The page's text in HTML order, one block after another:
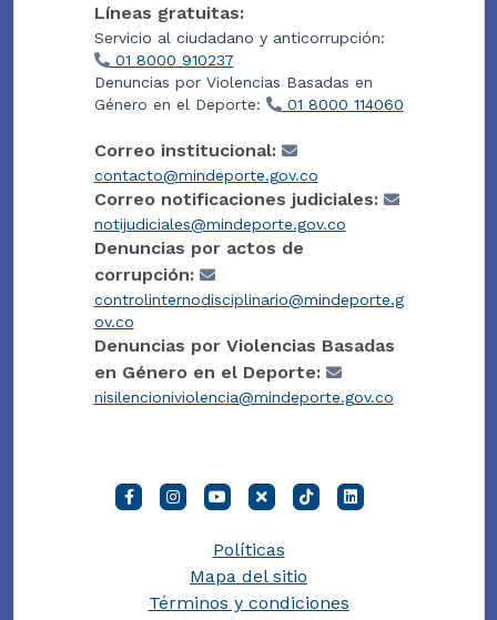
Líneas gratuitas:
Servicio al ciudadano y anticorrupción:
01 8000 910237
Denuncias por Violencias Basadas en
Género en el Deporte:
01 8000 114060
Correo institucional:
contacto@mindeporte.gov.co
Correo notificaciones judiciales:
notijudiciales@mindeporte.gov.co
Denuncias por actos de
corrupción:
controlinternodisciplinario@mindeporte.g
ov.co
Denuncias por Violencias Basadas
en Género en el Deporte:
nisilencioniviolencia@mindeporte.gov.co
Políticas
Mapa del sitio
Términos y condiciones